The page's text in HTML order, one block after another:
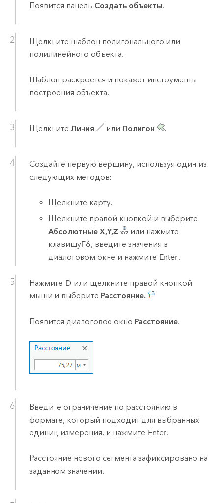
Появится панель Создать объекты.
Щелкните шаблон полигонального или
полилинейного объекта.
Шаблон раскроется и покажет инструменты
построения объекта.
Щелкните Линия или Полигон .
Создайте первую вершину, используя один из
следующих методов:
Щелкните карту.
Щелкните правой кнопкой и выберите
Абсолютные X,Y,Z
или нажмите
клавишуF6, введите значения в
диалоговом окне и нажмите Enter.
Нажмите D или щелкните правой кнопкой
мыши и выберите Расстояние.
Появится диалоговое окно Расстояние.
Введите ограничение по расстоянию в
формате, который подходит для выбранных
единиц измерения, и нажмите Enter.
Расстояние нового сегмента зафиксировано на
заданном значении.